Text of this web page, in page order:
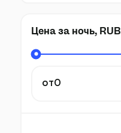
Цена за ночь, RUB
от